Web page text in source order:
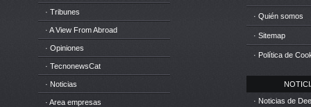
· Tribunes
· A View From Abroad
· Opiniones
· TecnonewsCat
· Noticias
· Area empresas
· Quién somos
· Sitemap
· Política de
· Noticias de